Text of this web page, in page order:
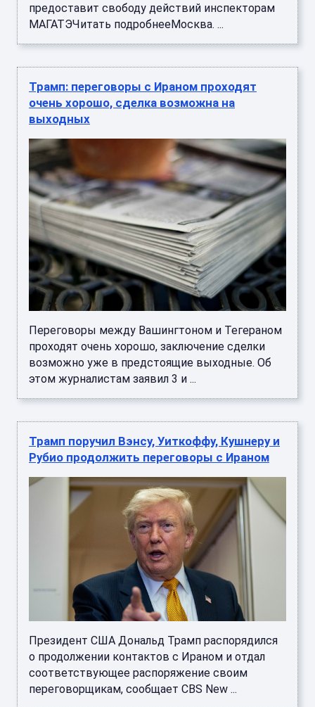
предоставит свободу действий инспекторам
МАГАТЭЧитать подробнееМосква. ...
Трамп: переговоры с Ираном проходят
очень хорошо, сделка возможна на
выходных
Переговоры между Вашингтоном и Тегераном
проходят очень хорошо, заключение сделки
возможно уже в предстоящие выходные. Об
этом журналистам заявил 3 и ...
Трамп поручил Вэнсу, Уиткоффу, Кушнеру и
Рубио продолжить переговоры с Ираном
Президент США Дональд Трамп распорядился
о продолжении контактов с Ираном и отдал
соответствующее распоряжение своим
переговорщикам, сообщает CBS New ...